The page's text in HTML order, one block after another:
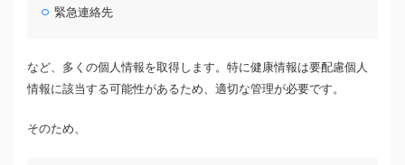
緊急連絡先
など、多くの個人情報を取得します。特に健康情報は要配慮個人
情報に該当する可能性があるため、適切な管理が必要です。
そのため、